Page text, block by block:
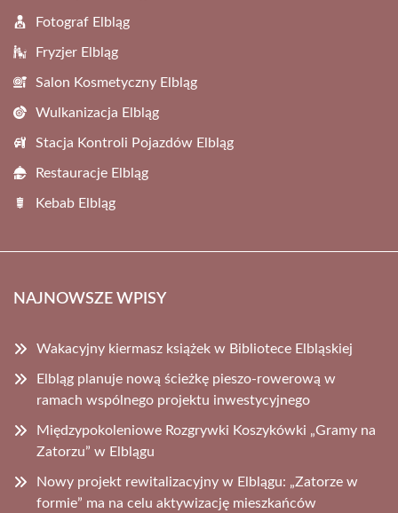
Fotograf Elbląg
Fryzjer Elbląg
Salon Kosmetyczny Elbląg
Wulkanizacja Elbląg
Stacja Kontroli Pojazdów Elbląg
Restauracje Elbląg
Kebab Elbląg
NAJNOWSZE WPISY
Wakacyjny kiermasz książek w Bibliotece Elbląskiej
Elbląg planuje nową ścieżkę pieszo-rowerową w
ramach wspólnego projektu inwestycyjnego
Międzypokoleniowe Rozgrywki Koszykówki „Gramy na
Zatorzu” w Elblągu
Nowy projekt rewitalizacyjny w Elblągu: „Zatorze w
formie” ma na celu aktywizację mieszkańców